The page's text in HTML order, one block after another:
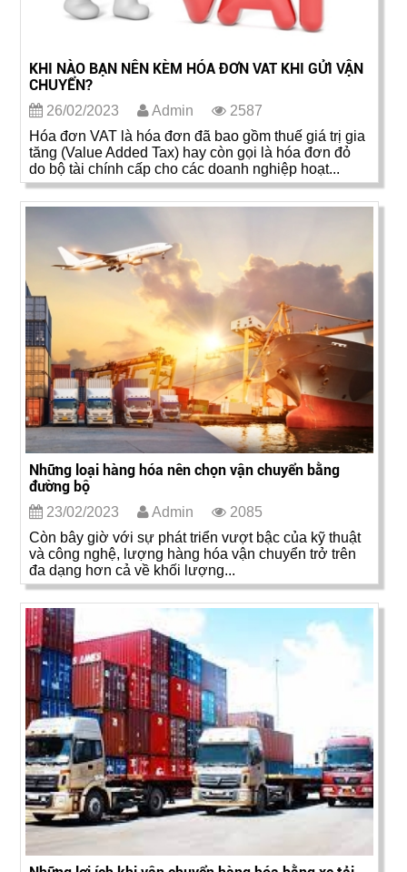
KHI NÀO BẠN NÊN KÈM HÓA ĐƠN VAT KHI GỬI VẬN
CHUYỂN?
26/02/2023 Admin
2587
Hóa đơn VAT là hóa đơn đã bao gồm thuế giá trị gia
tăng (Value Added Tax) hay còn gọi là hóa đơn đỏ
do bộ tài chính cấp cho các doanh nghiệp hoạt...
Những loại hàng hóa nên chọn vận chuyển bằng
đường bộ
23/02/2023 Admin
2085
Còn bây giờ với sự phát triển vượt bậc của kỹ thuật
và công nghệ, lượng hàng hóa vận chuyển trở trên
đa dạng hơn cả về khối lượng...